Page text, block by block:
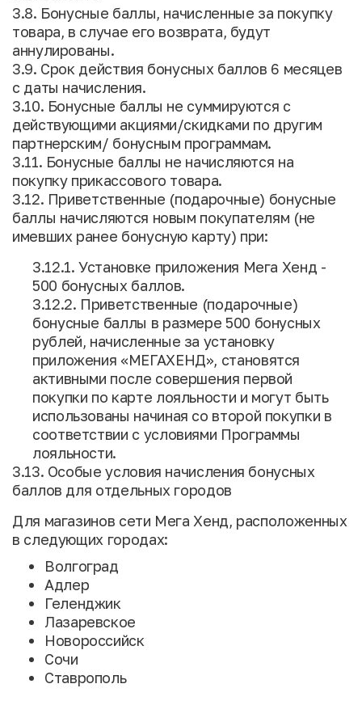
3.8. Бонусные баллы, начисленные за покупку
товара, в случае его возврата, будут
аннулированы.
3.9. Срок действия бонусных баллов 6 месяцев
с даты начисления.
3.10. Бонусные баллы не суммируются с
действующими акциями/скидками по другим
партнерским/ бонусным программам.
3.11. Бонусные баллы не начисляются на
покупку прикассового товара.
3.12. Приветственные (подарочные) бонусные
баллы начисляются новым покупателям (не
имевших ранее бонусную карту) при:
3.12.1. Установке приложения Мега Хенд -
500 бонусных баллов.
3.12.2. Приветственные (подарочные)
бонусные баллы в размере 500 бонусных
рублей, начисленные за установку
приложения «МЕГАХЕНД», становятся
активными после совершения первой
покупки по карте лояльности и могут быть
использованы начиная со второй покупки в
соответствии с условиями Программы
лояльности.
3.13. Особые условия начисления бонусных
баллов для отдельных городов
Для магазинов сети Мега Хенд, расположенных
в следующих городах:
Волгоград
Адлер
Геленджик
Лазаревское
Новороссийск
Сочи
Ставрополь